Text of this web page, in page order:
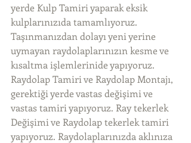
yerde Kulp Tamiri yaparak eksik
kulplarınızıda tamamlıyoruz.
Taşınmanızdan dolayı yeni yerine
uymayan raydolaplarınızın kesme ve
kısaltma işlemlerinide yapıyoruz.
Raydolap Tamiri ve Raydolap Montajı,
gerektiği yerde vastas değişimi ve
vastas tamiri yapıyoruz. Ray tekerlek
Değişimi ve Raydolap tekerlek tamiri
yapıyoruz. Raydolaplarınızda aklınıza